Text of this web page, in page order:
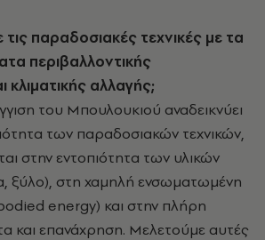
περιβαλλοντικής
κλιματικής αλλαγής;
του Μπουλουκιού αναδεικνύει
των παραδοσιακών τεχνικών,
στην εντοπιότητα των υλικών
ξύλο), στη χαμηλή ενσωματωμένη
energy) και στην πλήρη
και επανάχρηση. Μελετούμε αυτές